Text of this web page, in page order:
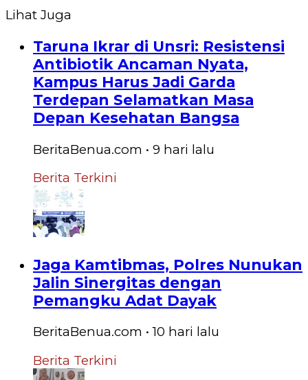
Lihat Juga
Taruna Ikrar di Unsri: Resistensi
Antibiotik Ancaman Nyata,
Kampus Harus Jadi Garda
Terdepan Selamatkan Masa
Depan Kesehatan Bangsa
BeritaBenua.com • 9 hari lalu
Berita Terkini
Jaga Kamtibmas, Polres Nunukan
Jalin Sinergitas dengan
Pemangku Adat Dayak
BeritaBenua.com • 10 hari lalu
Berita Terkini